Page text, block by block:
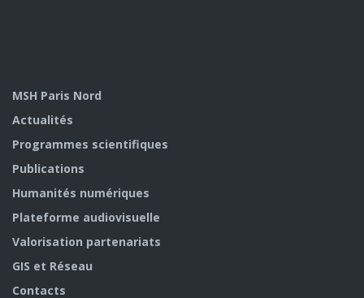
MSH Paris Nord
Actualités
Programmes scientifiques
Publications
Humanités numériques
Plateforme audiovisuelle
Valorisation partenariats
GIS et Réseau
Contacts